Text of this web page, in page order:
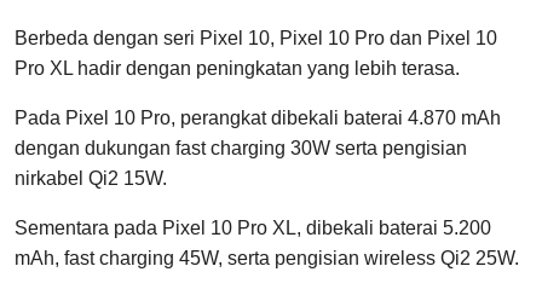
Berbeda dengan seri Pixel 10, Pixel 10 Pro dan Pixel 10
Pro XL hadir dengan peningkatan yang lebih terasa.
Pada Pixel 10 Pro, perangkat dibekali baterai 4.870 mAh
dengan dukungan fast charging 30W serta pengisian
nirkabel Qi2 15W.
Sementara pada Pixel 10 Pro XL, dibekali baterai 5.200
mAh, fast charging 45W, serta pengisian wireless Qi2 25W.